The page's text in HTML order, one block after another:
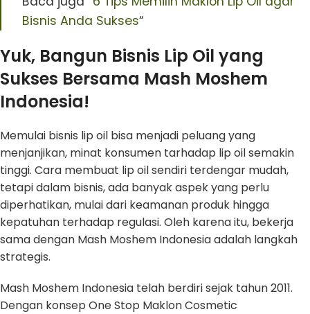
Bisnis Anda Sukses“
Yuk, Bangun Bisnis Lip Oil yang
Sukses Bersama Mash Moshem
Indonesia!
Memulai bisnis lip oil bisa menjadi peluang yang
menjanjikan, minat konsumen tarhadap lip oil semakin
tinggi. Cara membuat lip oil sendiri terdengar mudah,
tetapi dalam bisnis, ada banyak aspek yang perlu
diperhatikan, mulai dari keamanan produk hingga
kepatuhan terhadap regulasi. Oleh karena itu, bekerja
sama dengan Mash Moshem Indonesia adalah langkah
strategis.
Mash Moshem Indonesia telah berdiri sejak tahun 2011.
Dengan konsep One Stop Maklon Cosmetic